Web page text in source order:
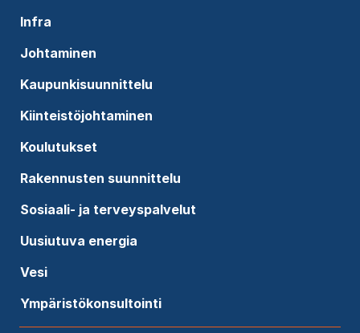
Infra
Johtaminen
Kaupunkisuunnittelu
Kiinteistöjohtaminen
Koulutukset
Rakennusten suunnittelu
Sosiaali- ja terveyspalvelut
Uusiutuva energia
Vesi
Ympäristökonsultointi